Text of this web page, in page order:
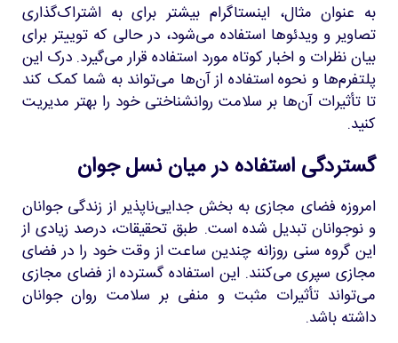
به عنوان مثال، اینستاگرام بیشتر برای به اشتراک‌گذاری
تصاویر و ویدئوها استفاده می‌شود، در حالی که توییتر برای
بیان نظرات و اخبار کوتاه مورد استفاده قرار می‌گیرد. درک این
پلتفرم‌ها و نحوه استفاده از آن‌ها می‌تواند به شما کمک کند
تا تأثیرات آن‌ها بر سلامت روانشناختی خود را بهتر مدیریت
کنید.
گستردگی استفاده در میان نسل جوان
امروزه فضای مجازی به بخش جدایی‌ناپذیر از زندگی جوانان
و نوجوانان تبدیل شده است. طبق تحقیقات، درصد زیادی از
این گروه سنی روزانه چندین ساعت از وقت خود را در فضای
مجازی سپری می‌کنند. این استفاده گسترده از فضای مجازی
می‌تواند تأثیرات مثبت و منفی بر سلامت روان جوانان
داشته باشد.